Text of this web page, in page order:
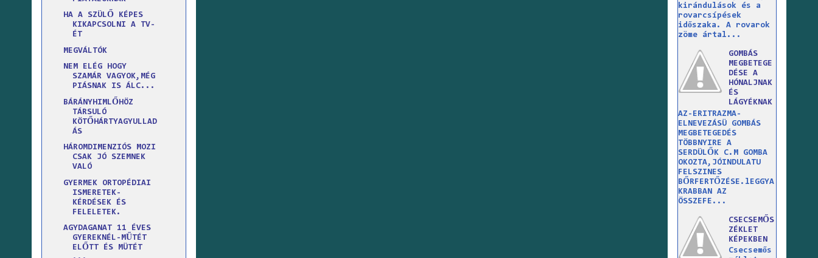
HA A SZÜLŐ KÉPES
KIKAPCSOLNI A TV-
ÉT
MEGVÁLTÓK
NEM ELÉG HOGY
SZAMÁR VAGYOK,MÉG
PIÁSNAK IS ÁLC...
BÁRÁNYHIMLŐHÖZ
TÁRSULÓ
KÖTŐHÁRTYAGYULLAD
ÁS
HÁROMDIMENZIÓS MOZI
CSAK JÓ SZEMNEK
VALÓ
GYERMEK ORTOPÉDIAI
ISMERETEK-
KÉRDÉSEK ÉS
FELELETEK.
AGYDAGANAT 11 ÉVES
GYEREKNÉL-MŰTÉT
ELŐTT ÉS MÜTÉT
kirándulások és a
rovarcsípések
időszaka. A rovarok
zöme ártal...
GOMBÁS
MEGBETEGE
DÉSE A
HÓNALJNAK
ÉS
LÁGYÉKNAK
AZ-ERITRAZMA-
ELNEVEZÁSÜ GOMBÁS
MEGBETEGEDÉS
TÖBBNYIRE A
SERDÜLŐK C.M GOMBA
OKOZTA,JÓINDULATU
FELSZINES
BŐRFERTŐZÉSE.lEGGYA
KRABBAN AZ
ÖSSZEFE...
CSECSEMŐS
ZÉKLET
KÉPEKBEN
Csecsemős